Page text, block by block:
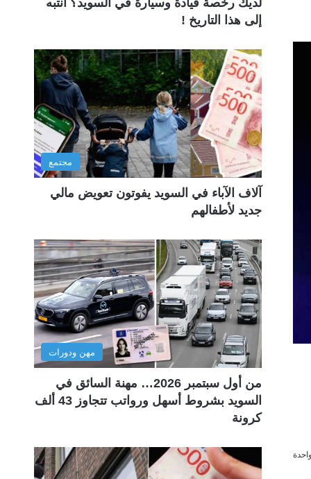
لديك رخصة قيادة وسيارة في السويد؟ انتبه
إلى هذا التاريخ !
مجتمع
آلاف الآباء في السويد يفوتون تعويض مالي
جديد لأطفالهم
مهن ودورات
من أول سبتمبر 2026… مهنة السائق في
السويد بشروط أسهل ورواتب تتجاوز 43 ألف
كرونة